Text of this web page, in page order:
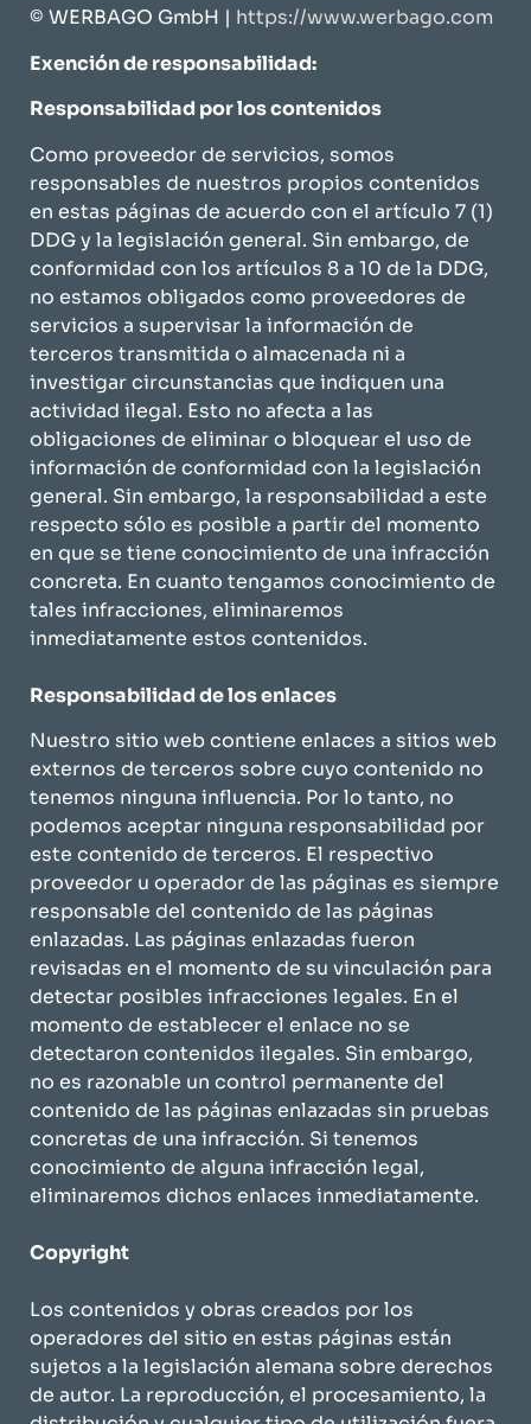
© WERBAGO GmbH | https://www.werbago.com
Exención de responsabilidad:
Responsabilidad por los contenidos
Como proveedor de servicios, somos
responsables de nuestros propios contenidos
en estas páginas de acuerdo con el artículo 7 (1)
DDG y la legislación general. Sin embargo, de
conformidad con los artículos 8 a 10 de la DDG,
no estamos obligados como proveedores de
servicios a supervisar la información de
terceros transmitida o almacenada ni a
investigar circunstancias que indiquen una
actividad ilegal. Esto no afecta a las
obligaciones de eliminar o bloquear el uso de
información de conformidad con la legislación
general. Sin embargo, la responsabilidad a este
respecto sólo es posible a partir del momento
en que se tiene conocimiento de una infracción
concreta. En cuanto tengamos conocimiento de
tales infracciones, eliminaremos
inmediatamente estos contenidos.
Responsabilidad de los enlaces
Nuestro sitio web contiene enlaces a sitios web
externos de terceros sobre cuyo contenido no
tenemos ninguna influencia. Por lo tanto, no
podemos aceptar ninguna responsabilidad por
este contenido de terceros. El respectivo
proveedor u operador de las páginas es siempre
responsable del contenido de las páginas
enlazadas. Las páginas enlazadas fueron
revisadas en el momento de su vinculación para
detectar posibles infracciones legales. En el
momento de establecer el enlace no se
detectaron contenidos ilegales. Sin embargo,
no es razonable un control permanente del
contenido de las páginas enlazadas sin pruebas
concretas de una infracción. Si tenemos
conocimiento de alguna infracción legal,
eliminaremos dichos enlaces inmediatamente.
Copyright
Los contenidos y obras creados por los
operadores del sitio en estas páginas están
sujetos a la legislación alemana sobre derechos
de autor. La reproducción, el procesamiento, la